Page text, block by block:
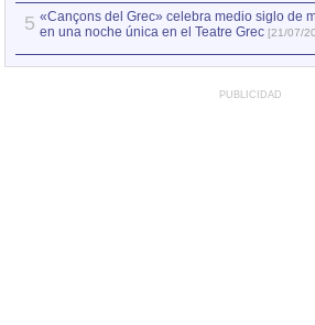
5 «Cançons del Grec» celebra medio siglo de
en una noche única en el Teatre Grec [21/07/
PUBLICIDAD